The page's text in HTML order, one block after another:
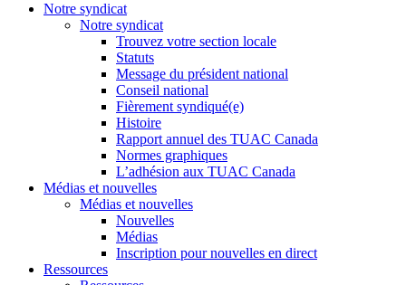
Notre syndicat
Notre syndicat
Trouvez votre section locale
Statuts
Message du président national
Conseil national
Fièrement syndiqué(e)
Histoire
Rapport annuel des TUAC Canada
Normes graphiques
L’adhésion aux TUAC Canada
Médias et nouvelles
Médias et nouvelles
Nouvelles
Médias
Inscription pour nouvelles en direct
Ressources